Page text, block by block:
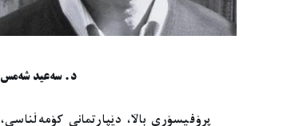
د. سەعید شەمس
پرۆفیسۆری باڵا، دێپارتمانی کۆمەڵناسی،